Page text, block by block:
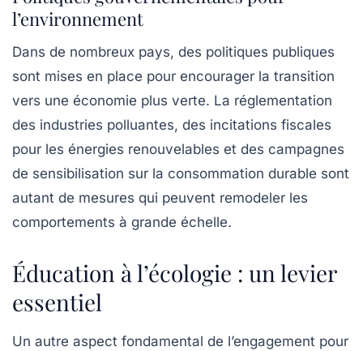
l’environnement
Dans de nombreux pays, des politiques publiques
sont mises en place pour encourager la transition
vers une économie plus verte. La réglementation
des industries polluantes, des incitations fiscales
pour les énergies renouvelables et des campagnes
de sensibilisation sur la consommation durable sont
autant de mesures qui peuvent remodeler les
comportements à grande échelle.
Éducation à l’écologie : un levier
essentiel
Un autre aspect fondamental de l’engagement pour